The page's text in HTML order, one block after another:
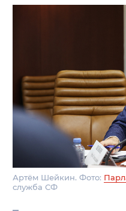
Артём Шейкин. Фото:
служба СФ